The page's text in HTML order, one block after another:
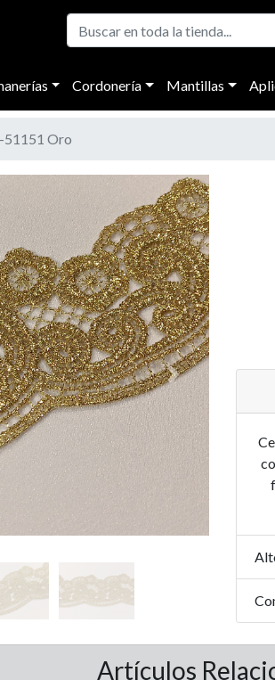
Cordonería Mantillas
51151 Oro
Next
Artículos